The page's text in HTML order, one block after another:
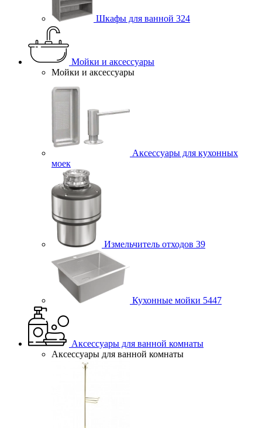
Шкафы для ванной 324
Мойки и аксессуары
Мойки и аксессуары
Аксессуары для кухонных
моек
Измельчитель отходов 39
Кухонные мойки 5447
Аксессуары для ванной комнаты
Аксессуары для ванной комнаты